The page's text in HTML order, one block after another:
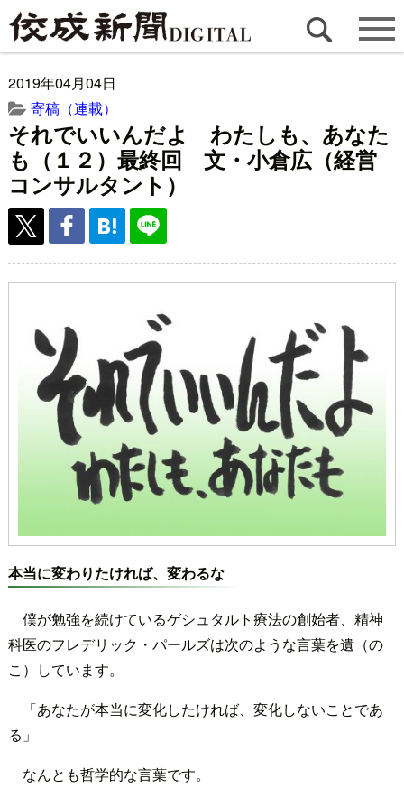
2019年04月04日
寄稿（連載）
それでいいんだよ わたしも、あなた
も（１２）最終回 文・小倉広（経営
コンサルタント）
本当に変わりたければ、変わるな
僕が勉強を続けているゲシュタルト療法の創始者、精神
科医のフレデリック・パールズは次のような言葉を遺（の
こ）しています。
「あなたが本当に変化したければ、変化しないことであ
る」
なんとも哲学的な言葉です。